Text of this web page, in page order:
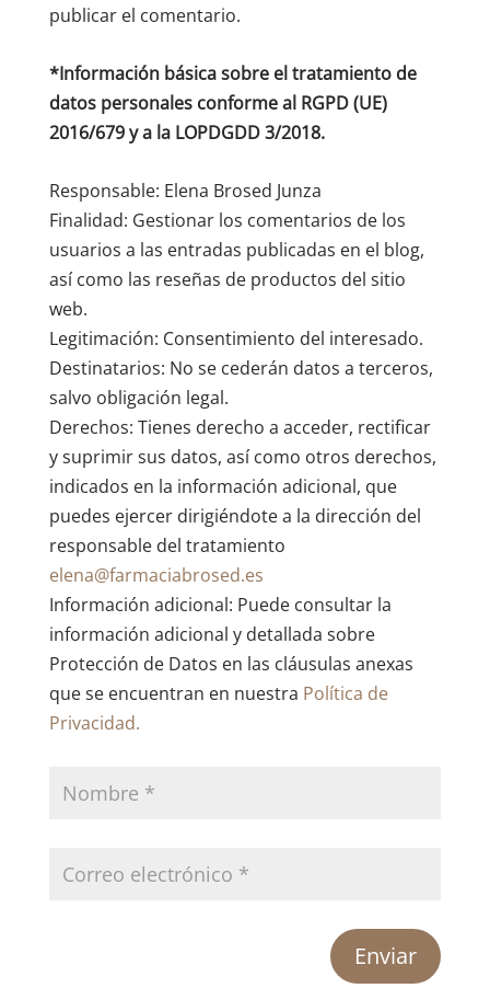
publicar el comentario.
*Información básica sobre el tratamiento de
datos personales conforme al RGPD (UE)
2016/679 y a la LOPDGDD 3/2018.
Responsable: Elena Brosed Junza
Finalidad: Gestionar los comentarios de los
usuarios a las entradas publicadas en el blog,
así como las reseñas de productos del sitio
web.
Legitimación: Consentimiento del interesado.
Destinatarios: No se cederán datos a terceros,
salvo obligación legal.
Derechos: Tienes derecho a acceder, rectificar
y suprimir sus datos, así como otros derechos,
indicados en la información adicional, que
puedes ejercer dirigiéndote a la dirección del
responsable del tratamiento
elena@farmaciabrosed.es
Información adicional: Puede consultar la
información adicional y detallada sobre
Protección de Datos en las cláusulas anexas
que se encuentran en nuestra Política de
Privacidad.
Enviar